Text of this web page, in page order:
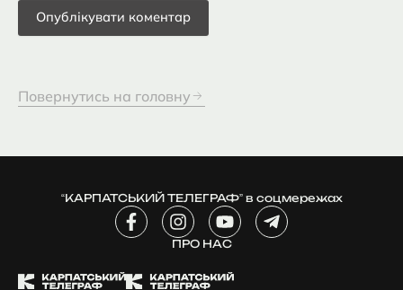
Повернутись на головну
“КАРПАТСЬКИЙ ТЕЛЕГРАФ” в соцмережах
F
a
b
I
n
s
a
Y
o
u
t
u
T
e
ПРО НАС